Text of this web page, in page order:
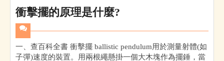
衝擊擺的原理是什麼?
一、查百科全書 衝擊擺 ballistic pendulum用於測量射體(如
子彈)速度的裝置。用兩根繩懸掛一個大木塊作為擺錘，當